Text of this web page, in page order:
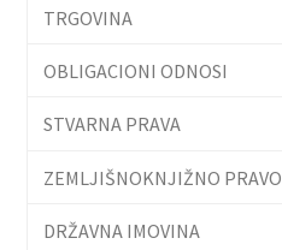
TRGOVINA
OBLIGACIONI ODNOSI
STVARNA PRAVA
ZEMLJIŠNOKNJIŽNO PRAVO
DRŽAVNA IMOVINA